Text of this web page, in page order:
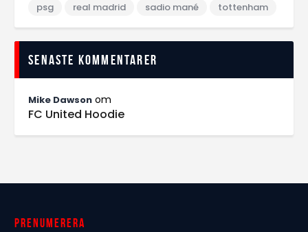
psg
real madrid sadio mané tottenham
Senaste kommentarer
Mike Dawson om
FC United Hoodie
Prenumerera